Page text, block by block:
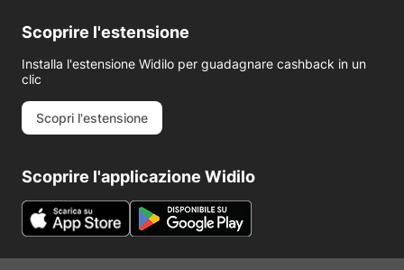
Scoprire l'estensione
Installa l'estensione Widilo per guadagnare cashback in un
clic
Scopri l'estensione
Scoprire l'applicazione Widilo